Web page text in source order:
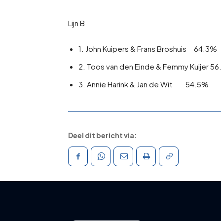
Lijn B
1. John Kuipers & Frans Broshuis 64.3%
2. Toos van den Einde & Femmy Kuijer
3. Annie Harink & Jan de Wit 54.5%
Deel dit bericht via: